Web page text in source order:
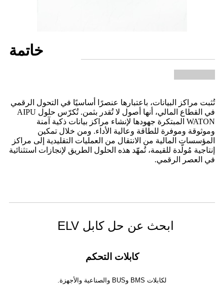
خاتمة
تُثبت مراكز البيانات، باعتبارها عنصرًا أساسيًا في التحول الرقمي
في القطاع المالي، أنها أصول لا تُقدر بثمن. تُكرّس حلول AIPU
WATON المبتكرة جهودها لإنشاء مراكز بيانات ذكية آمنة
وموثوقة وموفرة للطاقة وعالية الأداء. ومن خلال تمكين
المؤسسات المالية من الانتقال من العمليات التقليدية إلى مراكز
إنتاجية مُولّدة للقيمة، تُمهّد هذه الحلول الطريق لإنجازات استثنائية
في العصر الرقمي.
ابحث عن حل كابل ELV
كابلات التحكم
لكابلات BMS وBUS والصناعية والأجهزة.